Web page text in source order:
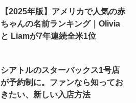
【2025年版】アメリカで人気の赤
ちゃんの名前ランキング｜Olivia
と Liamが7年連続全米1位
シアトルのスターバックス1号店
が予約制に。ファンなら知ってお
きたい、新しい入店方法